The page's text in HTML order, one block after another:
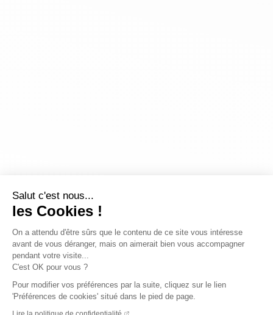
Salut c'est nous...
les Cookies !
On a attendu d'être sûrs que le contenu de ce site vous intéresse
avant de vous déranger, mais on aimerait bien vous accompagner
pendant votre visite...
C'est OK pour vous ?
Pour modifier vos préférences par la suite, cliquez sur le lien
'Préférences de cookies' situé dans le pied de page.